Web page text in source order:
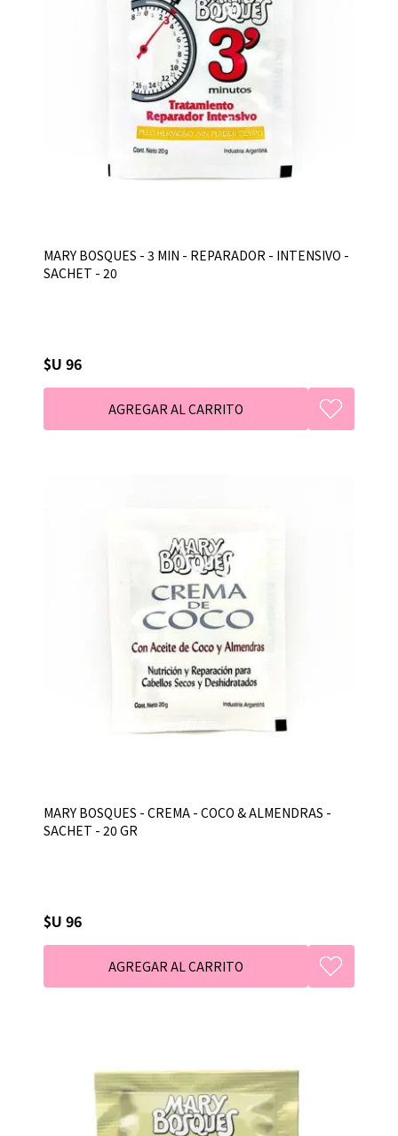
MARY BOSQUES - 3 MIN - REPARADOR - INTENSIVO -
SACHET - 20
$U 96
MARY BOSQUES - CREMA - COCO & ALMENDRAS -
SACHET - 20 GR
$U 96